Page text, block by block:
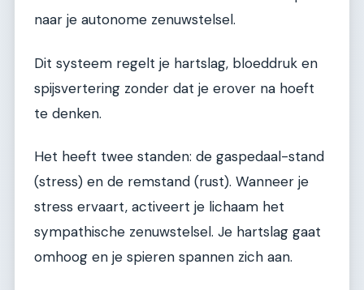
naar je autonome zenuwstelsel.
Dit systeem regelt je hartslag, bloeddruk en
spijsvertering zonder dat je erover na hoeft
te denken.
Het heeft twee standen: de gaspedaal-stand
(stress) en de remstand (rust). Wanneer je
stress ervaart, activeert je lichaam het
sympathische zenuwstelsel. Je hartslag gaat
omhoog en je spieren spannen zich aan.